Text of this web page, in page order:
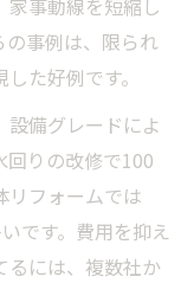
事動線を短縮し
の事例は、限られ
た好例です。
設備グレードによ
回りの改修で100
リフォームでは
です。費用を抑え
るには、複数社か